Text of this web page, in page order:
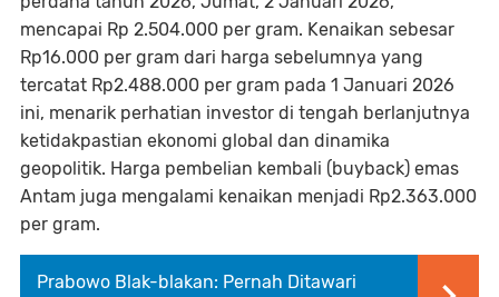
mencapai Rp 2.504.000 per gram. Kenaikan sebesar
Rp16.000 per gram dari harga sebelumnya yang
tercatat Rp2.488.000 per gram pada 1 Januari 2026
ini, menarik perhatian investor di tengah berlanjutnya
ketidakpastian ekonomi global dan dinamika
geopolitik. Harga pembelian kembali (buyback) emas
Antam juga mengalami kenaikan menjadi Rp2.363.000
per gram.
Prabowo Blak-blakan: Pernah Ditawari